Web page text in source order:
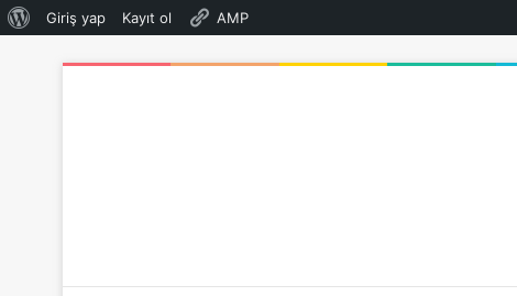
WordPress
Giriş yap Kayıt ol AMP